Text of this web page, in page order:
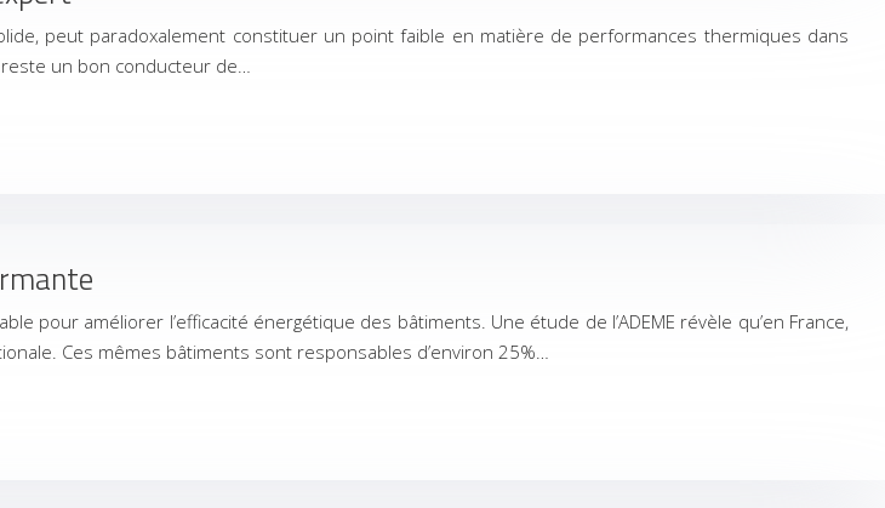
peut paradoxalement constituer un point faible en matière de performances thermiques dans
un bon conducteur de…
pour améliorer l’efficacité énergétique des bâtiments. Une étude de l’ADEME révèle qu’en France,
Ces mêmes bâtiments sont responsables d’environ 25%…